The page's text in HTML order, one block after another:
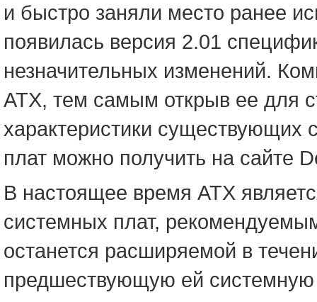
и быстро заняли место ранее
появилась версия 2.01
незначительных изменений.
ATX, тем самым открыв ее для
характеристики существующих
плат можно получить на сайте
В настоящее время ATX
системных плат,
останется расширяемой в
предшествующую ей системную